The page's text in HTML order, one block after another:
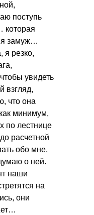
поступь
замуж…
я резко,
увидеть
взгляд,
что она
минимум,
по лестнице
расчетной
обо мне,
о ней.
наши
на
они